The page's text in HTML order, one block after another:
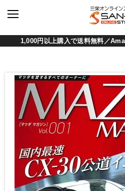
1,000円以上購入で送料無料／